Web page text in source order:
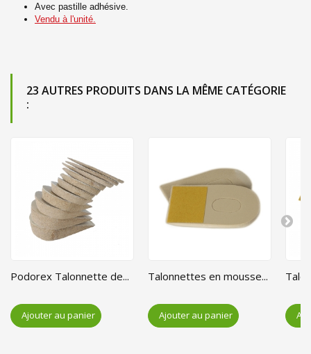
Avec pastille adhésive.
Vendu à l'unité.
23 AUTRES PRODUITS DANS LA MÊME CATÉGORIE
:
Podorex Talonnette de...
Ajouter au panier
Talonnettes en mousse...
Ajouter au panier